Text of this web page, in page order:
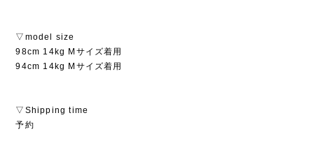
▽model size
98cm 14kg Mサイズ着用
94cm 14kg Mサイズ着用
▽Shipping time
予約